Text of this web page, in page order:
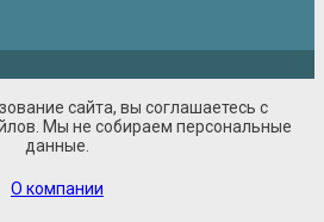
сайта, вы соглашаетесь с
Мы не собираем персональные
данные.
О компании